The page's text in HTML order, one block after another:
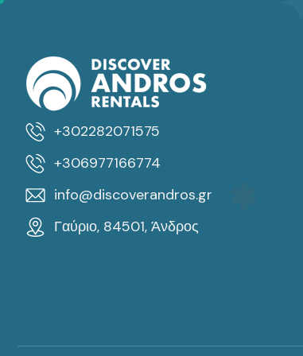
+302282071575
+306977166774
info@discoverandros.gr
Γαύριο, 84501, Άνδρος